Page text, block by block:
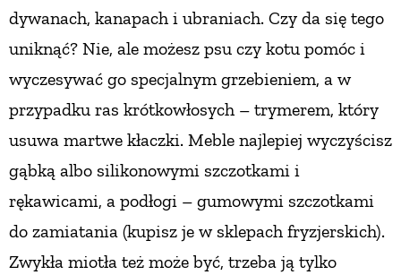
dywanach, kanapach i ubraniach. Czy da się tego
uniknąć? Nie, ale możesz psu czy kotu pomóc i
wyczesywać go specjalnym grzebieniem, a w
przypadku ras krótkowłosych – trymerem, który
usuwa martwe kłaczki. Meble najlepiej wyczyścisz
gąbką albo silikonowymi szczotkami i
rękawicami, a podłogi – gumowymi szczotkami
do zamiatania (kupisz je w sklepach fryzjerskich).
Zwykła miotła też może być, trzeba ją tylko